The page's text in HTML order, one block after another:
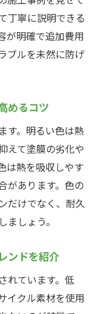
丁寧に説明できる
が明確で追加費用
ブルを未然に防げ
めるコツ
す。明るい色は熱
えて塗膜の劣化や
は熱を吸収しやす
があります。色の
だけでなく、耐久
しょう。
ンドを紹介
れています。低
イクル素材を使用